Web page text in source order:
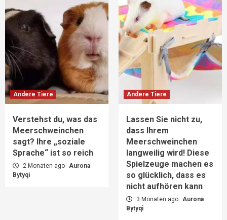
Andere Tiere
Verstehst du, was das
Meerschweinchen
sagt? Ihre „soziale
Sprache“ ist so reich
2 Monaten ago Aurona
Bytyqi
Andere Tiere
Lassen Sie nicht zu,
dass Ihrem
Meerschweinchen
langweilig wird! Diese
Spielzeuge machen es
so glücklich, dass es
nicht aufhören kann
3 Monaten ago Aurona
Bytyqi